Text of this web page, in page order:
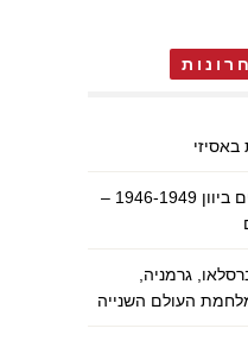
מלחמת האזרחים ביוון 1946-1949 –
גרמניה,
העולם השנייה